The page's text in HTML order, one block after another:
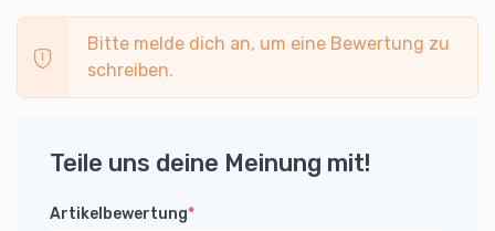
Bitte melde dich an, um eine Bewertung zu
schreiben.
Teile uns deine Meinung mit!
Artikelbewertung*